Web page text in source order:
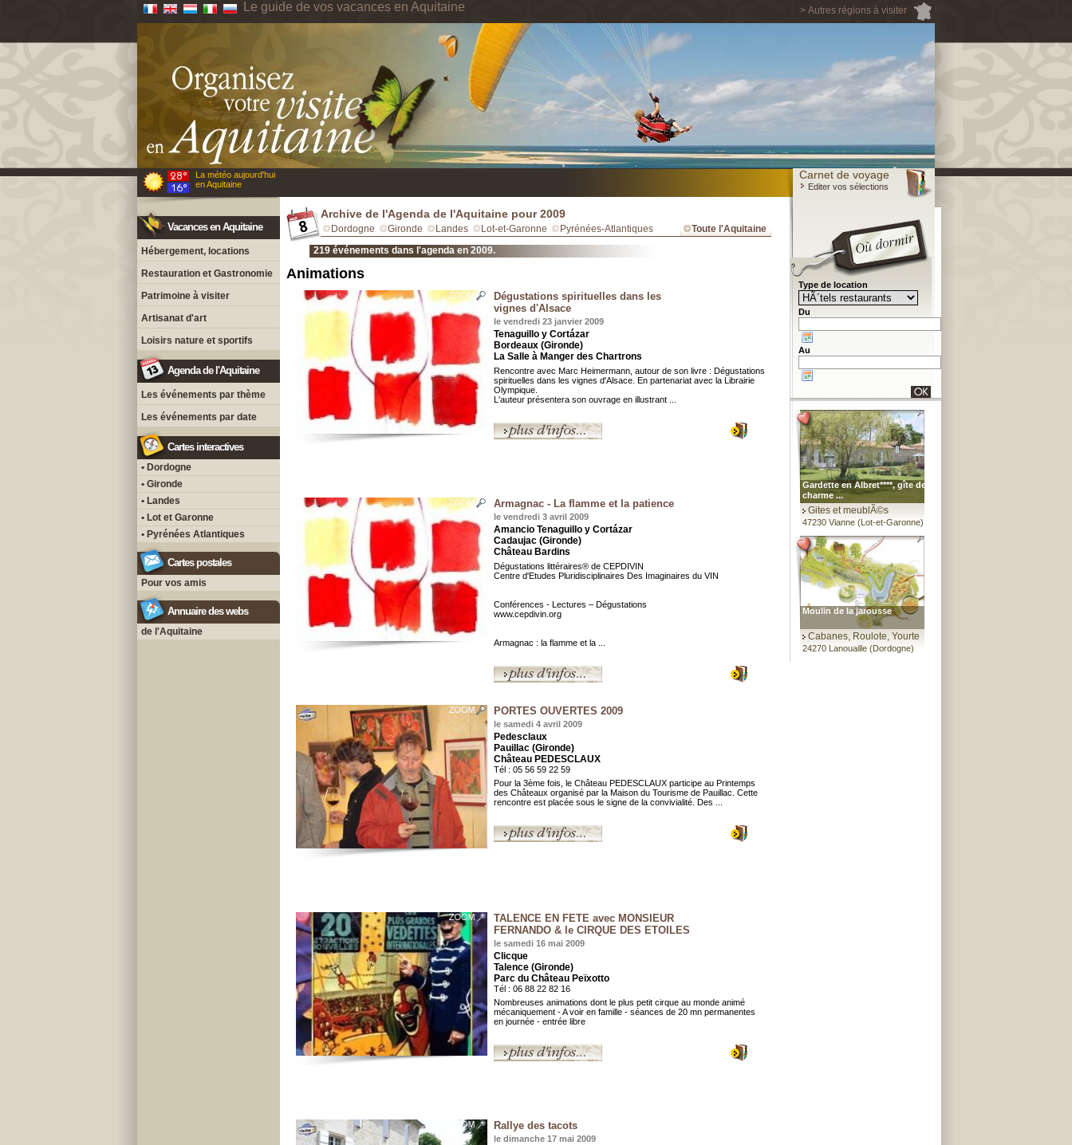
> Autres régions à visiter
Le guide de vos vacances en Aquitaine
La météo aujourd'hui
en Aquitaine
Carnet de voyage
Editer vos sélections
Vacances en Aquitaine
Hébergement, locations
Restauration et Gastronomie
Patrimoine à visiter
Artisanat d'art
Loisirs nature et sportifs
Agenda de l'Aquitaine
Les événements par thème
Les événements par date
Cartes interactives
• Dordogne
• Gironde
• Landes
• Lot et Garonne
• Pyrénées Atlantiques
Cartes postales
Pour vos amis
Annuaire des webs
de l'Aquitaine
Archive de l'Agenda de l'Aquitaine pour 2009
Dordogne Gironde Landes Lot-et-Garonne Pyrénées-Atlantiques
Toute l'Aquitaine
219 événements dans l'agenda en 2009.
Animations
Dégustations spirituelles dans les
vignes d'Alsace
le vendredi 23 janvier 2009
Tenaguillo y Cortázar
Bordeaux (Gironde)
La Salle à Manger des Chartrons
Rencontre avec Marc Heimermann, autour de son livre : Dégustations
spirituelles dans les vignes d'Alsace. En partenariat avec la Librairie
Olympique.
L'auteur présentera son ouvrage en illustrant ...
Armagnac - La flamme et la patience
le vendredi 3 avril 2009
Amancio Tenaguillo y Cortázar
Cadaujac (Gironde)
Château Bardins
Dégustations littéraires® de CEPDIVIN
Centre d'Etudes Pluridisciplinaires Des Imaginaires du VIN
Conférences - Lectures – Dégustations
www.cepdivin.org
Armagnac : la flamme et la ...
PORTES OUVERTES 2009
le samedi 4 avril 2009
Pedesclaux
Pauillac (Gironde)
Château PEDESCLAUX
Tél : 05 56 59 22 59
Pour la 3ème fois, le Château PEDESCLAUX participe au Printemps
des Châteaux organisé par la Maison du Tourisme de Pauillac. Cette
rencontre est placée sous le signe de la convivialité. Des ...
TALENCE EN FETE avec MONSIEUR
FERNANDO & le CIRQUE DES ETOILES
le samedi 16 mai 2009
Clicque
Talence (Gironde)
Parc du Château Peïxotto
Tél : 06 88 22 82 16
Nombreuses animations dont le plus petit cirque au monde animé
mécaniquement - A voir en famille - séances de 20 mn permanentes
en journée - entrée libre
Rallye des tacots
le dimanche 17 mai 2009
Type de location
Du
Au
Gardette en Albret****, gîte de
charme ...
Gites et meublÃ©s
47230 Vianne (Lot-et-Garonne)
Moulin de la jarousse
Cabanes, Roulote, Yourte
24270 Lanouaille (Dordogne)